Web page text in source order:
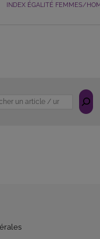
INDEX ÉGALITÉ FEMMES/
Rechercher